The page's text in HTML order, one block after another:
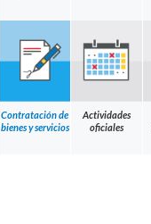
Contratación de
bienes y servicios
Actividades
oficiales